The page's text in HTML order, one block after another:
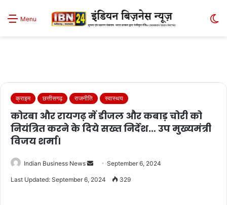
Menu
क्राइम छत्तीसगढ़ राजनीति स्वास्थय
कोरबा और रायगढ़ में डीजल और कबाड़ चोरी को
नियंत्रित करने के दिये सख्त निर्देश… उप मुख्यमंत्री
विजय शर्मा।
Indian Business News
Send September 6, 2024
Last Updated: September 6, 2024 329